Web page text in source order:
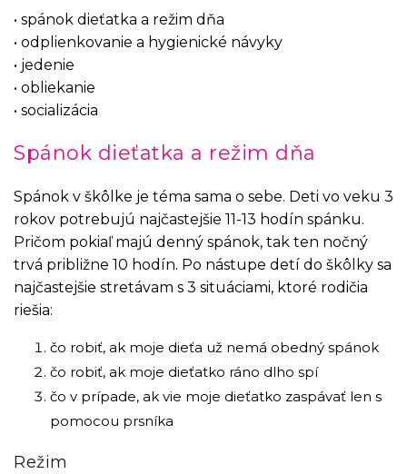
•⁠ ⁠spánok dieťatka a režim dňa ️
•⁠ ⁠odplienkovanie a hygienické návyky
•⁠ ⁠jedenie ️
•⁠ ⁠obliekanie
•⁠ ⁠socializácia
Spánok dieťatka a režim dňa
Spánok v škôlke je téma sama o sebe. Deti vo veku 3
rokov potrebujú najčastejšie 11-13 hodín spánku.
Pričom pokiaľ majú denný spánok, tak ten nočný
trvá približne 10 hodín. Po nástupe detí do škôlky sa
najčastejšie stretávam s 3 situáciami, ktoré rodičia
riešia:
čo robiť, ak moje dieťa už nemá obedný spánok
čo robiť, ak moje dieťatko ráno dlho spí
čo v prípade, ak vie moje dieťatko zaspávať len s
pomocou prsníka
Režim